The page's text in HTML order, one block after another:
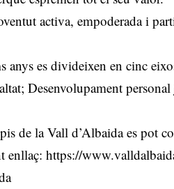
activa, empoderada i
anys es divideixen en cinc
Desenvolupament
de la Vall d’Albaida es pot
enllaç:https://